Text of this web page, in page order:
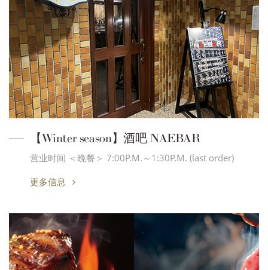
【Winter season】酒吧 NAEBAR
营业时间 ＜晚餐＞ 7:00P.M.～1:30P.M. (last order)
更多信息